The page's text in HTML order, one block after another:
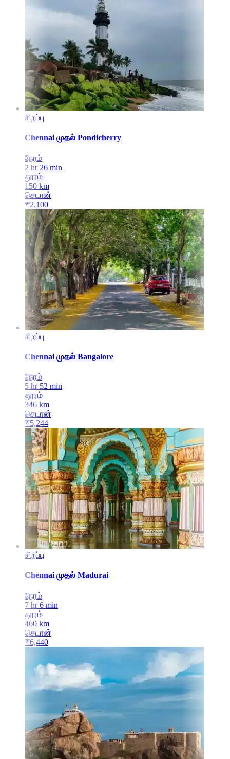
சிறப்பு
Chennai முதல் Pondicherry
நேரம்
2 hr 26 min
தூரம்
150 km
செடான்
₹2,100
சிறப்பு
Chennai முதல் Bangalore
நேரம்
5 hr 52 min
தூரம்
346 km
செடான்
₹5,244
சிறப்பு
Chennai முதல் Madurai
நேரம்
7 hr 6 min
தூரம்
460 km
செடான்
₹6,440